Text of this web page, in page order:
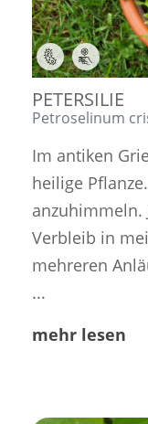
,
PETERSILIE
Petroselinum
Im antiken
heilige
anzuhimmeln.
Verbleib in
mehreren
...
mehr lesen